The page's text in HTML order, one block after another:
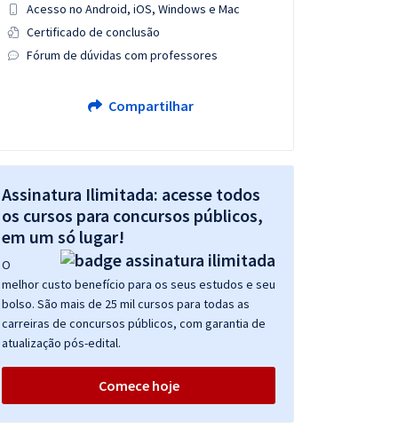
Acesso no Android, iOS, Windows e Mac
Certificado de conclusão
Fórum de dúvidas com professores
Compartilhar
Assinatura Ilimitada: acesse todos
os cursos para concursos públicos,
em um só lugar!
O
melhor custo benefício para os seus estudos e seu
bolso. São mais de 25 mil cursos para todas as
carreiras de concursos públicos, com garantia de
atualização pós-edital.
Comece hoje